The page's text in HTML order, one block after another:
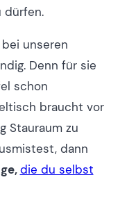
dürfen.
unseren
Denn für sie
schon
braucht vor
Stauraum zu
dann
die du selbst